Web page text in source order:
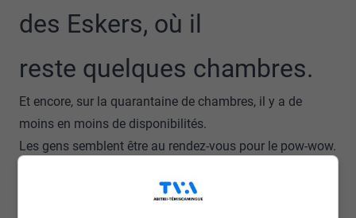
des Eskers, où il
reste quelques chambres.
Et encore, sur la quarantaine de chambres, il y a de
moins en moins de disponibilités.
Les gens semblent être au rendez-vous pour le pow-wow.
Rodeway Inn, affiche complet pour le week-end.